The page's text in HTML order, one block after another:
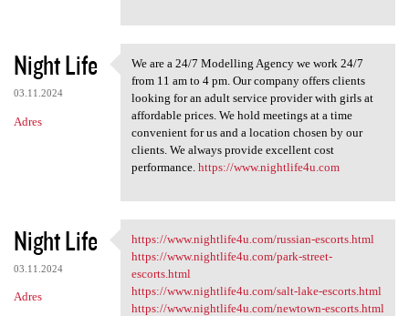
Night Life
03.11.2024
Adres
We are a 24/7 Modelling
We are a 24/7 Modelling Agency we work 24/7
from 11 am to 4 pm. Our company offers clients
looking for an adult service provider with girls at
affordable prices. We hold meetings at a time
convenient for us and a location chosen by our
clients. We always provide excellent cost
performance. https://www.nightlife4u.com
Night Life
03.11.2024
Adres
https://www.nightlife4u.com
https://www.nightlife4u.com/russian-escorts.html
https://www.nightlife4u.com/park-street-
escorts.html
https://www.nightlife4u.com/salt-lake-escorts.html
https://www.nightlife4u.com/newtown-escorts.html